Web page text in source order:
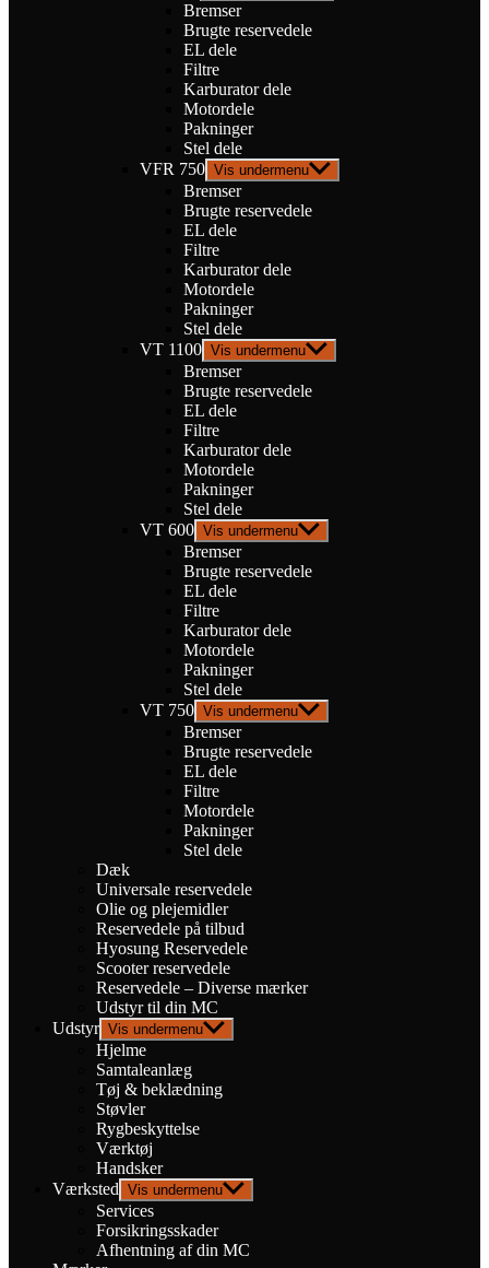
Bremser
Brugte reservedele
EL dele
Filtre
Karburator dele
Motordele
Pakninger
Stel dele
VFR 750 Vis undermenu
Bremser
Brugte reservedele
EL dele
Filtre
Karburator dele
Motordele
Pakninger
Stel dele
VT 1100 Vis undermenu
Bremser
Brugte reservedele
EL dele
Filtre
Karburator dele
Motordele
Pakninger
Stel dele
VT 600 Vis undermenu
Bremser
Brugte reservedele
EL dele
Filtre
Karburator dele
Motordele
Pakninger
Stel dele
VT 750 Vis undermenu
Bremser
Brugte reservedele
EL dele
Filtre
Motordele
Pakninger
Stel dele
Dæk
Universale reservedele
Olie og plejemidler
Reservedele på tilbud
Hyosung Reservedele
Scooter reservedele
Reservedele – Diverse mærker
Udstyr til din MC
Udstyr Vis undermenu
Hjelme
Samtaleanlæg
Tøj & beklædning
Støvler
Rygbeskyttelse
Værktøj
Handsker
Værksted Vis undermenu
Services
Forsikringsskader
Afhentning af din MC